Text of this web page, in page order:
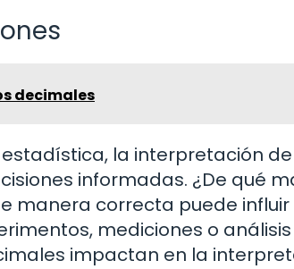
decimales
la interpretación
informadas. ¿De qué
manera correcta puede influir
mediciones o análisis
impactan en la